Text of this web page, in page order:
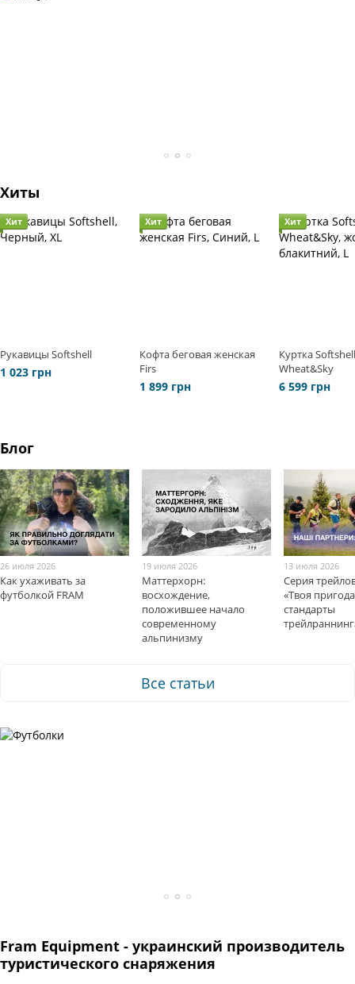
Хиты
Хит
Рукавицы Softshell
1 023 грн
Хит
Кофта беговая женская
Firs
1 899 грн
Хит
Куртка Softshell
Wheat&Sky
6 599 грн
Блог
26 июля 2026
Как ухаживать за
футболкой FRAM
19 июля 2026
Маттерхорн:
восхождение,
положившее начало
современному
альпинизму
13 июля 2026
Серия
«Твоя
стандарты
Все статьи
Fram Equipment - украинский производитель
туристического снаряжения